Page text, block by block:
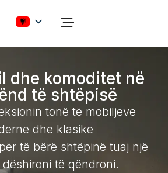
dhe komoditet në
të shtëpisë
tonë të mobiljeve
dhe klasike
të bërë shtëpinë tuaj një
të qëndroni.